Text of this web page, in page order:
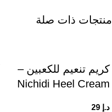
منتجات ذات صلة
كريم تنعيم للكعبين –
Nichidi Heel Cream
د.إ